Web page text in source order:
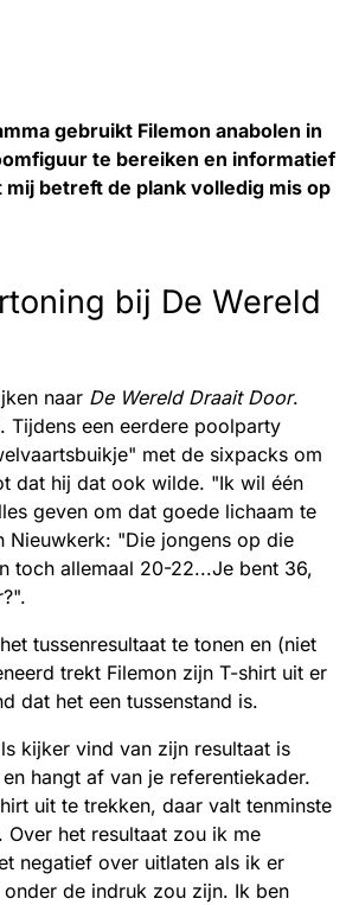
gebruikt Filemon anabolen in
te bereiken en informatief
mij betreft de plank volledig mis op
bij De Wereld
naar De Wereld Draait Door.
Tijdens een eerdere poolparty
met de sixpacks om
dat hij dat ook wilde. "Ik wil één
geven om dat goede lichaam te
Nieuwkerk: "Die jongens op die
toch allemaal 20-22...Je bent 36,
tussenresultaat te tonen en (niet
trekt Filemon zijn T-shirt uit er
dat het een tussenstand is.
kijker vind van zijn resultaat is
hangt af van je referentiekader.
uit te trekken, daar valt tenminste
het resultaat zou ik me
negatief over uitlaten als ik er
de indruk zou zijn. Ik ben